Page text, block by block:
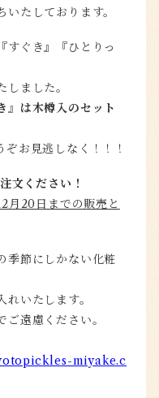
たしております。
すぐき』『ひとりっ
ました。
』は木樽入のセット
お見逃しなく！！！
文ください！
月20日までの販売と
季節にしかない化粧
いたします。
遠慮ください。
miyake.c